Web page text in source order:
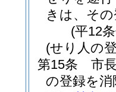
きは、そ
(平12
(せり人の
第15条
市
の登録を